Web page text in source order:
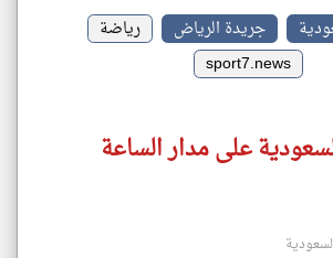
جريدة الرياض
رياضة
sport7.news
على مدار الساعة